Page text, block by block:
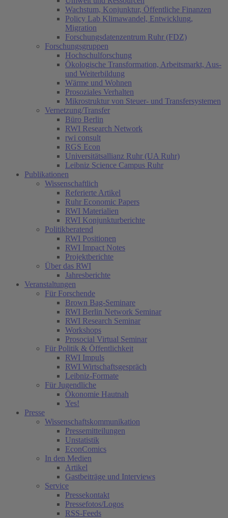
Wachstum, Konjunktur, Öffentliche Finanzen
Policy Lab Klimawandel, Entwicklung,
Migration
Forschungsdatenzentrum Ruhr (FDZ)
Forschungsgruppen
Hochschulforschung
Ökologische Transformation, Arbeitsmarkt, Aus-
und Weiterbildung
Wärme und Wohnen
Prosoziales Verhalten
Mikrostruktur von Steuer- und Transfersystemen
Vernetzung/Transfer
Büro Berlin
RWI Research Network
rwi consult
RGS Econ
Universitätsallianz Ruhr (UA Ruhr)
Leibniz Science Campus Ruhr
Publikationen
Wissenschaftlich
Referierte Artikel
Ruhr Economic Papers
RWI Materialien
RWI Konjunkturberichte
Politikberatend
RWI Positionen
RWI Impact Notes
Projektberichte
Über das RWI
Jahresberichte
Veranstaltungen
Für Forschende
Brown Bag-Seminare
RWI Berlin Network Seminar
RWI Research Seminar
Workshops
Prosocial Virtual Seminar
Für Politik & Öffentlichkeit
RWI Impuls
RWI Wirtschaftsgespräch
Leibniz-Formate
Für Jugendliche
Ökonomie Hautnah
Yes!
Presse
Wissenschaftskommunikation
Pressemitteilungen
Unstatistik
EconComics
In den Medien
Artikel
Gastbeiträge und Interviews
Service
Pressekontakt
Pressefotos/Logos
RSS-Feeds